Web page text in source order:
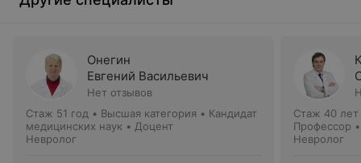
Онегин
Евгений Васильевич
Нет отзывов
Стаж 51 год • Высшая категория • Кандидат
медицинских наук • Доцент
Невролог
Стаж 40 лет
Профессор
Невролог